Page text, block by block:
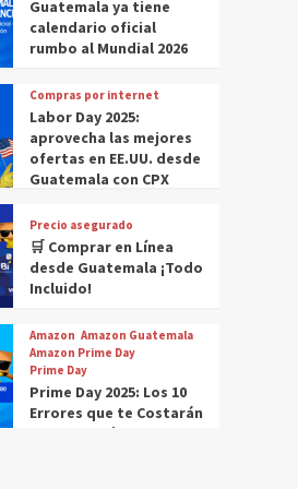
Noticias
Guatemala ya tiene
calendario oficial
rumbo al Mundial 2026
Compras por internet
Labor Day 2025:
aprovecha las mejores
ofertas en EE.UU. desde
Guatemala con CPX
Precio asegurado
🛒 Comprar en Línea
desde Guatemala ¡Todo
Incluido!
Amazon Amazon Guatemala
Amazon Prime Day
Prime Day
Prime Day 2025: Los 10
Errores que te Costarán
Dinero (Y Cómo